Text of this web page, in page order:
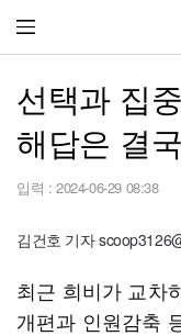
선택과 집
해답은 결
입력 : 2024-06-29 08:38
김건호 기자
최근 희비가 교차
개편과 인원감축